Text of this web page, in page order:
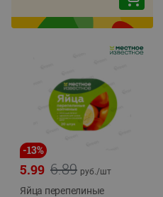
-13%
6.89
5.99 руб./шт
Яйца перепелиные